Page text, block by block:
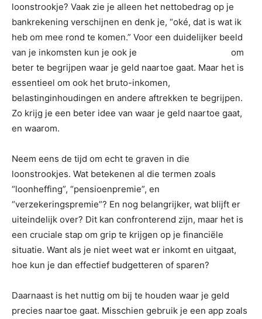
loonstrookje? Vaak zie je alleen het nettobedrag op je
bankrekening verschijnen en denk je, “oké, dat is wat ik
heb om mee rond te komen.” Voor een duidelijker beeld
van je inkomsten kun je ook je
om
beter te begrijpen waar je geld naartoe gaat. Maar het is
essentieel om ook het bruto-inkomen,
belastinginhoudingen en andere aftrekken te begrijpen.
Zo krijg je een beter idee van waar je geld naartoe gaat,
en waarom.
Neem eens de tijd om echt te graven in die
loonstrookjes. Wat betekenen al die termen zoals
“loonheffing”, “pensioenpremie”, en
“verzekeringspremie”? En nog belangrijker, wat blijft er
uiteindelijk over? Dit kan confronterend zijn, maar het is
een cruciale stap om grip te krijgen op je financiële
situatie. Want als je niet weet wat er inkomt en uitgaat,
hoe kun je dan effectief budgetteren of sparen?
Daarnaast is het nuttig om bij te houden waar je geld
precies naartoe gaat. Misschien gebruik je een app zoals